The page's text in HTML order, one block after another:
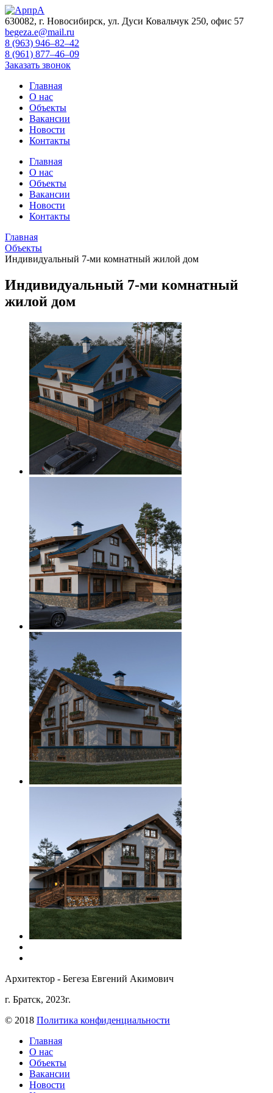
630082, г. Новосибирск, ул. Дуси Ковальчук 250, офис 57
begeza.e@mail.ru
8 (963) 946–82–42
8 (961) 877–46–09
Заказать звонок
Главная
О нас
Объекты
Вакансии
Новости
Контакты
Главная
О нас
Объекты
Вакансии
Новости
Контакты
Главная
Объекты
Индивидуальный 7-ми комнатный жилой дом
Индивидуальный 7-ми комнатный
жилой дом
Архитектор - Бегеза Евгений Акимович
г. Братск, 2023г.
© 2018 Политика конфиденциальности
Главная
О нас
Объекты
Вакансии
Новости